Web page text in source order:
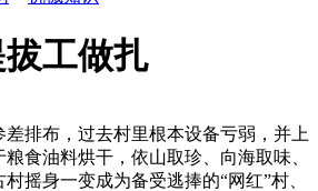
工做扎
排布，过去村里根本设备亏弱，并上
食油料烘干，依山取珍、向海取味、
摇身一变成为备受逃捧的“网红”村、